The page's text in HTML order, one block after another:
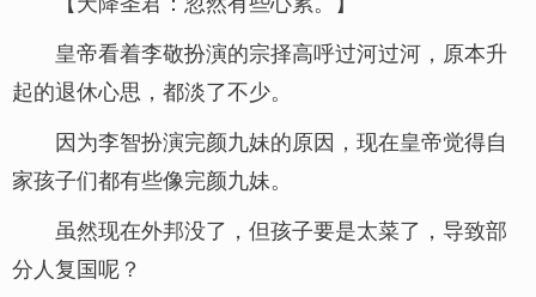
皇帝看着李敬扮演的宗择高呼过河过河，原本升
起的退休心思，都淡了不少。
因为李智扮演完颜九妹的原因，现在皇帝觉得自
家孩子们都有些像完颜九妹。
虽然现在外邦没了，但孩子要是太菜了，导致部
分人复国呢？